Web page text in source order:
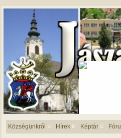
Községünkről Hírek Képtár